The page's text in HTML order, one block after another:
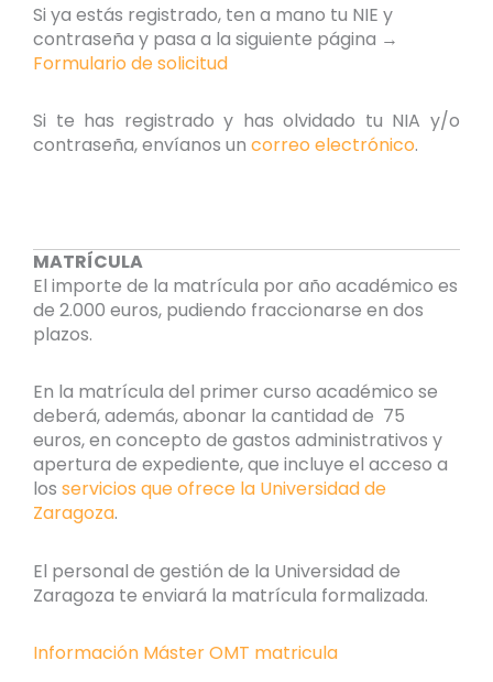
Si ya estás registrado, ten a mano tu NIE y
contraseña y pasa a la siguiente página →
Formulario de solicitud
Si te has registrado y has olvidado tu NIA y/o
contraseña, envíanos un correo electrónico.
MATRÍCULA
El importe de la matrícula por año académico es
de 2.000 euros, pudiendo fraccionarse en dos
plazos.
En la matrícula del primer curso académico se
deberá, además, abonar la cantidad de 75
euros, en concepto de gastos administrativos y
apertura de expediente, que incluye el acceso a
los servicios que ofrece la Universidad de
Zaragoza.
El personal de gestión de la Universidad de
Zaragoza te enviará la matrícula formalizada.
Información Máster OMT matricula